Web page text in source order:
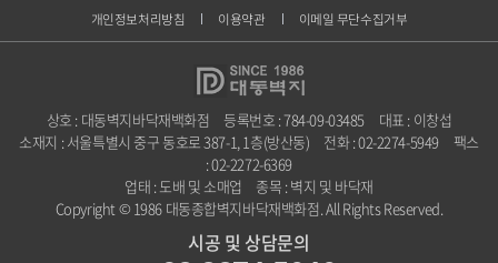
개인정보처리방침 이용약관 이메일 무단수집거부
상호 : 대동벽지바닥재백화점 등록번호 : 784-09-03485
대표 : 이창섭
소재지 : 서울특별시 중구 동호로 387-1, 1층(방산동)
전화 : 02-2274-5949
팩스
: 02-2272-6369
업태 : 도배 및 소매업
종목 : 벽지 및 바닥재
Copyright © 1986 대동종합벽지바닥재백화점. All Rights Reserved.
시공 및 상담문의